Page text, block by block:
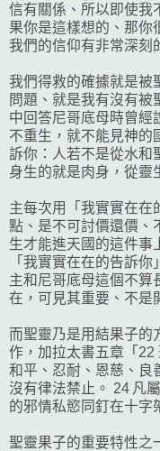
信有關係、所以即使我
果你是這樣想的、那你
我們的信仰有非常深刻
我們得救的確據就是被
問題、就是我有沒有被
中回答尼哥底母時曾經
不重生，就不能見神的
訴你：人若不是從水和
身生的就是肉身，從靈
主每次用「我實實在在
點、是不可討價還價、
生才能進天國的這件事
「我實實在在的告訴
主和尼哥底母這個不算
在，可見其重要、不是
而聖靈乃是用結果子的
作，加拉太書五章「22
和平、忍耐、恩慈、良
沒有律法禁止。 24 凡
的邪情私慾同釘在十字
聖靈果子的重要特性之